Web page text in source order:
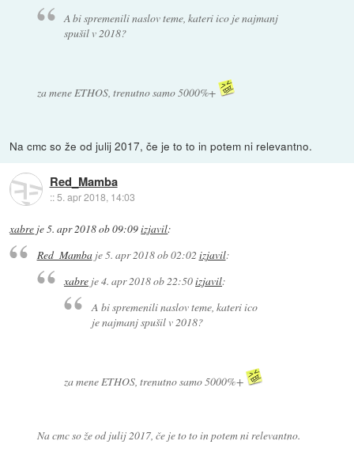
A bi spremenili naslov teme, kateri ico je najmanj
spušil v 2018?
za mene ETHOS, trenutno samo 5000%+
Na cmc so že od julij 2017, če je to to in potem ni relevantno.
Red_Mamba
::5. apr 2018, 14:03
xabre je5. apr 2018 ob 09:09izjavil:
Red_Mambaje5. apr 2018 ob 02:02 izjavil:
xabre je4. apr 2018 ob 22:50izjavil:
A bi spremenili naslov teme, kateri ico
je najmanj spušil v 2018?
za mene ETHOS, trenutno samo 5000%+
Na cmc so že od julij 2017, če je to to in potem ni relevantno.